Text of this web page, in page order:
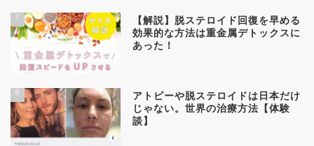
7
【解説】脱ステロイド回復を早める
効果的な方法は重金属デトックスに
あった！
8
アトピーや脱ステロイドは日本だけ
じゃない。世界の治療方法【体験
談】